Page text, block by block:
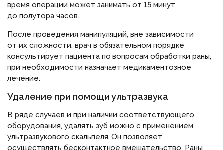
время операции может занимать от 15 минут
до полутора часов.
После проведения манипуляций, вне зависимости
от их сложности, врач в обязательном порядке
консультирует пациента по вопросам обработки раны,
при необходимости назначает медикаментозное
лечение.
Удаление при помощи ультразвука
В ряде случаев и при наличии соответствующего
оборудования, удалять зуб можно с применением
ультразвукового скальпеля. Он позволяет
осуществлять бесконтактное вмешательство. Раны